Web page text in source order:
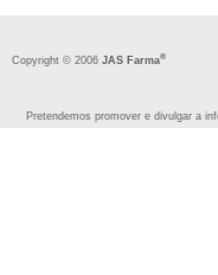
Copyright © 2006 JAS Farma®
Pretendemos promover e divulgar a